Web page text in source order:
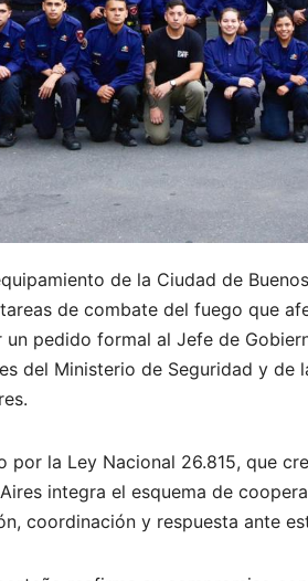
de la Ciudad de
de combate del fuego que
un pedido formal al Jefe de
del Ministerio de Seguridad y de
la Ley Nacional 26.815, que
integra el esquema de
coordinación y respuesta ante